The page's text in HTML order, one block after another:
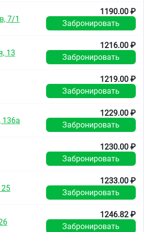
случаи передозировки не
введения.
с аппликаторами по 5 тюбиков
упаковке в пачке картонной.
хранить в недоступном для
температуре 5–25 °C.
по истечении срока годности,
7/1
1190.00 ₽
Забронировать
13
1216.00 ₽
Забронировать
1219.00 ₽
Забронировать
136а
1229.00 ₽
Забронировать
1230.00 ₽
Забронировать
1233.00 ₽
Забронировать
1246.82 ₽
Забронировать